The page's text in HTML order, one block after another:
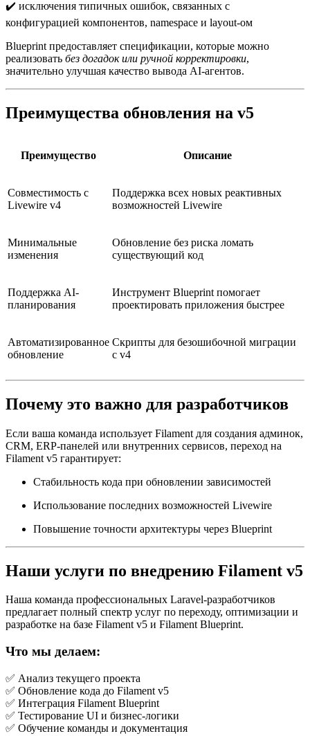
✔️ исключения типичных ошибок, связанных с
конфигурацией компонентов, namespace и layout-ом
Blueprint предоставляет спецификации, которые можно
реализовать без догадок или ручной корректировки,
значительно улучшая качество вывода AI-агентов.
Преимущества обновления на v5
Преимущество Описание
Совместимость с
Livewire v4
Поддержка всех новых реактивных
возможностей Livewire
Минимальные
изменения
Обновление без риска ломать
существующий код
Поддержка AI-
планирования
Инструмент Blueprint помогает
проектировать приложения быстрее
Автоматизированное
обновление
Скрипты для безошибочной миграции
с v4
Почему это важно для разработчиков
Если ваша команда использует Filament для создания админок,
CRM, ERP-панелей или внутренних сервисов, переход на
Filament v5 гарантирует:
Стабильность кода при обновлении зависимостей
Использование последних возможностей Livewire
Повышение точности архитектуры через Blueprint
Наши услуги по внедрению Filament v5
Наша команда профессиональных Laravel-разработчиков
предлагает полный спектр услуг по переходу, оптимизации и
разработке на базе Filament v5 и Filament Blueprint.
Что мы делаем:
✅ Анализ текущего проекта
✅ Обновление кода до Filament v5
✅ Интеграция Filament Blueprint
✅ Тестирование UI и бизнес-логики
✅ Обучение команды и документация